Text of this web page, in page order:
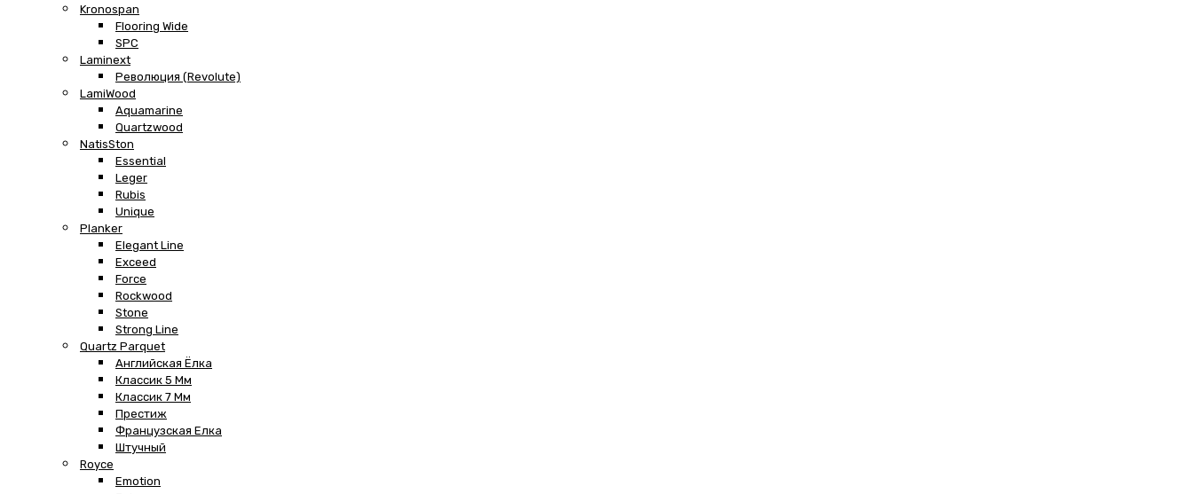
Kronospan
Flooring Wide
SPC
Laminext
Революция (Revolute)
LamiWood
Aquamarine
Quartzwood
NatisSton
Essential
Leger
Rubis
Unique
Planker
Elegant Line
Exceed
Force
Rockwood
Stone
Strong Line
Quartz Parquet
Английская Ёлка
Классик 5 Мм
Классик 7 Мм
Престиж
Французская Елка
Штучный
Royce
Emotion